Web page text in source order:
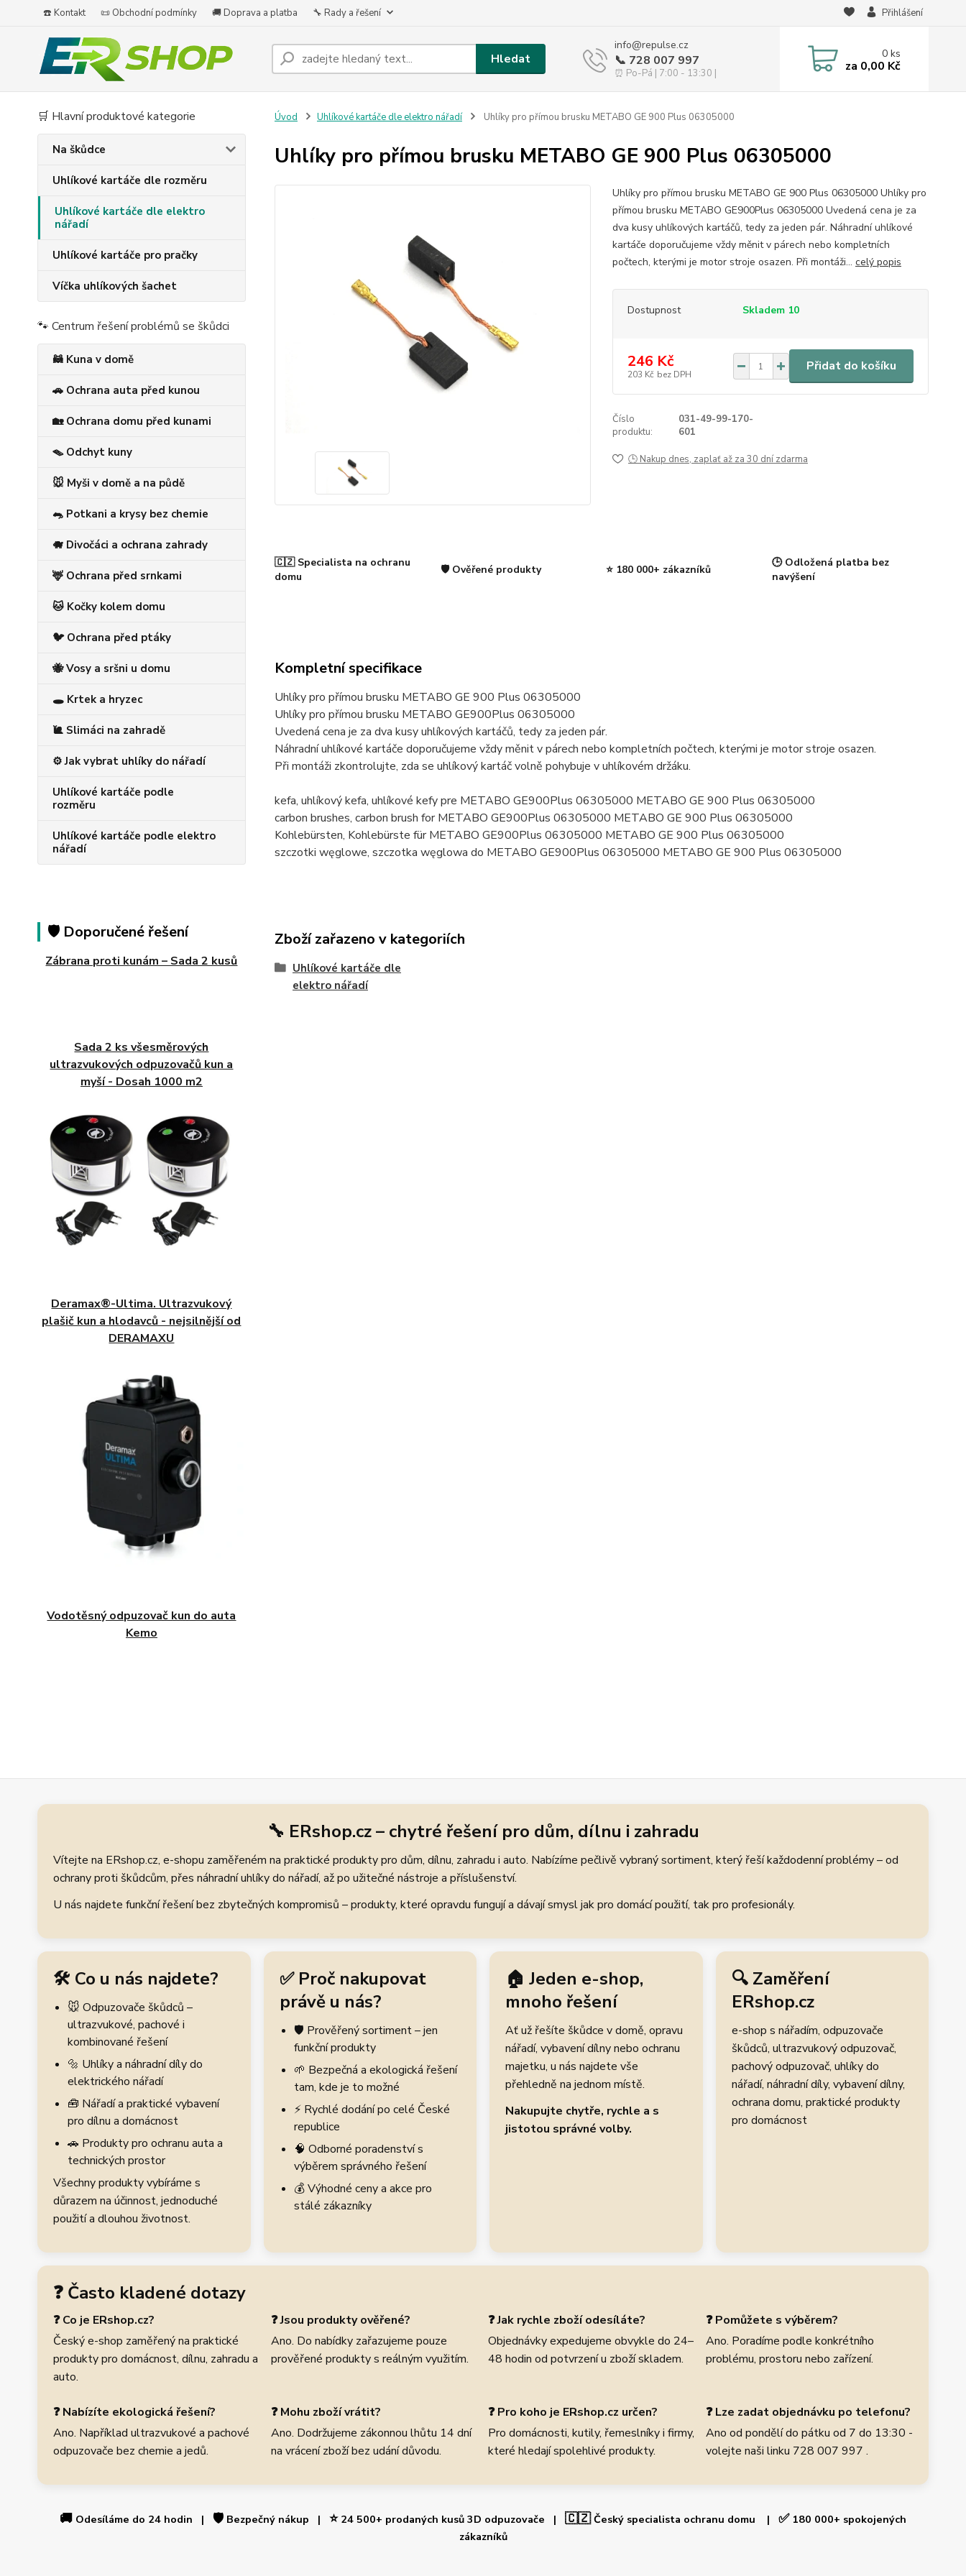
☎️ Kontakt 📜 Obchodní podmínky 🚚 Doprava a platba 🔧 Rady a řešení Přihlášení
Hledat
info@repulse.cz
📞 728 007 997
⏰ Po-Pá | 7:00 - 13:30 |
0ks
za 0,00 Kč
🛒 Hlavní produktové kategorie
Na škůdce
Uhlíkové kartáče dle rozměru
Uhlíkové kartáče dle elektro
nářadí
Uhlíkové kartáče pro pračky
Víčka uhlíkových šachet
🐾 Centrum řešení problémů se škůdci
🦝 Kuna v domě
🚗 Ochrana auta před kunou
🏡 Ochrana domu před kunami
🪤 Odchyt kuny
🐭 Myši v domě a na půdě
🐀 Potkani a krysy bez chemie
🐗 Divočáci a ochrana zahrady
🦌 Ochrana před srnkami
🐱 Kočky kolem domu
🐦 Ochrana před ptáky
🐝 Vosy a sršni u domu
🕳️ Krtek a hryzec
🐌 Slimáci na zahradě
⚙️ Jak vybrat uhlíky do nářadí
Uhlíkové kartáče podle
rozměru
Uhlíkové kartáče podle elektro
nářadí
🛡️ Doporučené řešení
Zábrana proti kunám – Sada 2 kusů
Sada 2 ks všesměrových
ultrazvukových odpuzovačů kun a
myší - Dosah 1000 m2
Deramax®-Ultima. Ultrazvukový
plašič kun a hlodavců - nejsilnější od
DERAMAXU
Vodotěsný odpuzovač kun do auta
Kemo
Úvod Uhlíkové kartáče dle elektro nářadí Uhlíky pro přímou brusku METABO GE 900 Plus 06305000
Uhlíky pro přímou brusku METABO GE 900 Plus 06305000
Uhlíky pro přímou brusku METABO GE 900 Plus 06305000 Uhlíky pro
přímou brusku METABO GE900Plus 06305000 Uvedená cena je za
dva kusy uhlíkových kartáčů, tedy za jeden pár. Náhradní uhlíkové
kartáče doporučujeme vždy měnit v párech nebo kompletních
počtech, kterými je motor stroje osazen. Při montáži... celý popis
Dostupnost Skladem 10
246 Kč
203 Kč bez DPH
Přidat do košíku
Číslo
produktu:
031-49-99-170-
601
🕒 Nakup dnes, zaplať až za 30 dní zdarma
🇨🇿 Specialista na ochranu
domu
🛡️ Ověřené produkty ⭐ 180 000+ zákazníků
🕒 Odložená platba bez
navýšení
Kompletní specifikace
Uhlíky pro přímou brusku METABO GE 900 Plus 06305000
Uhlíky pro přímou brusku METABO GE900Plus 06305000
Uvedená cena je za dva kusy uhlíkových kartáčů, tedy za jeden pár.
Náhradní uhlíkové kartáče doporučujeme vždy měnit v párech nebo kompletních počtech, kterými je motor stroje osazen.
Při montáži zkontrolujte, zda se uhlíkový kartáč volně pohybuje v uhlíkovém držáku.
kefa, uhlíkový kefa, uhlíkové kefy pre METABO GE900Plus 06305000 METABO GE 900 Plus 06305000
carbon brushes, carbon brush for METABO GE900Plus 06305000 METABO GE 900 Plus 06305000
Kohlebürsten, Kohlebürste für METABO GE900Plus 06305000 METABO GE 900 Plus 06305000
szczotki węglowe, szczotka węglowa do METABO GE900Plus 06305000 METABO GE 900 Plus 06305000
Zboží zařazeno v kategoriích
Uhlíkové kartáče dle
elektro nářadí
🔧 ERshop.cz – chytré řešení pro dům, dílnu i zahradu
Vítejte na ERshop.cz, e-shopu zaměřeném na praktické produkty pro dům, dílnu, zahradu i auto. Nabízíme pečlivě vybraný sortiment, který řeší každodenní problémy – od
ochrany proti škůdcům, přes náhradní uhlíky do nářadí, až po užitečné nástroje a příslušenství.
U nás najdete funkční řešení bez zbytečných kompromisů – produkty, které opravdu fungují a dávají smysl jak pro domácí použití, tak pro profesionály.
🛠️ Co u nás najdete?
🐭 Odpuzovače škůdců –
ultrazvukové, pachové i
kombinované řešení
🔩 Uhlíky a náhradní díly do
elektrického nářadí
🧰 Nářadí a praktické vybavení
pro dílnu a domácnost
🚗 Produkty pro ochranu auta a
technických prostor
Všechny produkty vybíráme s
důrazem na účinnost, jednoduché
použití a dlouhou životnost.
✅ Proč nakupovat
právě u nás?
🛡️ Prověřený sortiment – jen
funkční produkty
🌱 Bezpečná a ekologická řešení
tam, kde je to možné
⚡ Rychlé dodání po celé České
republice
🧠 Odborné poradenství s
výběrem správného řešení
💰 Výhodné ceny a akce pro
stálé zákazníky
🏠 Jeden e-shop,
mnoho řešení
Ať už řešíte škůdce v domě, opravu
nářadí, vybavení dílny nebo ochranu
majetku, u nás najdete vše
přehledně na jednom místě.
Nakupujte chytře, rychle a s
jistotou správné volby.
🔍 Zaměření
ERshop.cz
e-shop s nářadím, odpuzovače
škůdců, ultrazvukový odpuzovač,
pachový odpuzovač, uhlíky do
nářadí, náhradní díly, vybavení dílny,
ochrana domu, praktické produkty
pro domácnost
❓ Často kladené dotazy
❓ Co je ERshop.cz?
Český e-shop zaměřený na praktické
produkty pro domácnost, dílnu, zahradu a
auto.
❓ Jsou produkty ověřené?
Ano. Do nabídky zařazujeme pouze
prověřené produkty s reálným využitím.
❓ Jak rychle zboží odesíláte?
Objednávky expedujeme obvykle do 24–
48 hodin od potvrzení u zboží skladem.
❓ Pomůžete s výběrem?
Ano. Poradíme podle konkrétního
problému, prostoru nebo zařízení.
❓ Nabízíte ekologická řešení?
Ano. Například ultrazvukové a pachové
odpuzovače bez chemie a jedů.
❓ Mohu zboží vrátit?
Ano. Dodržujeme zákonnou lhůtu 14 dní
na vrácení zboží bez udání důvodu.
❓ Pro koho je ERshop.cz určen?
Pro domácnosti, kutily, řemeslníky i firmy,
které hledají spolehlivé produkty.
❓ Lze zadat objednávku po telefonu?
Ano od pondělí do pátku od 7 do 13:30 -
volejte naši linku 728 007 997 .
🚚 Odesíláme do 24 hodin | 🛡️ Bezpečný nákup | ⭐24 500+ prodaných kusů 3D odpuzovače | 🇨🇿Český specialista ochranu domu | ✅180 000+ spokojených
zákazníků